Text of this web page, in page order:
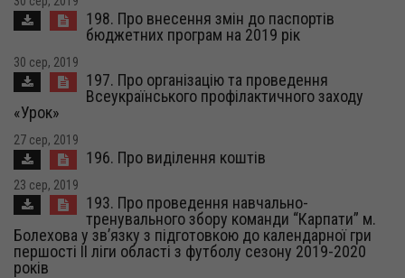
198. Про внесення змін до паспортів
бюджетних програм на 2019 рік
30 сер, 2019
197. Про організацію та проведення
Всеукраїнського профілактичного заходу
«Урок»
27 сер, 2019
196. Про виділення коштів
23 сер, 2019
193. Про проведення навчально-
тренувального збору команди “Карпати” м.
Болехова у зв’язку з підготовкою до календарної гри
першості ІІ ліги області з футболу сезону 2019-2020
років